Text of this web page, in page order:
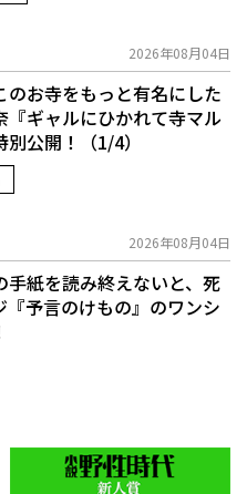
2026年08月04日
のお寺をもっと有名にした
『ギャルにひかれて寺マル
公開！（1/4）
2026年08月04日
手紙を読み終えないと、死
『予言のけもの』のワンシ